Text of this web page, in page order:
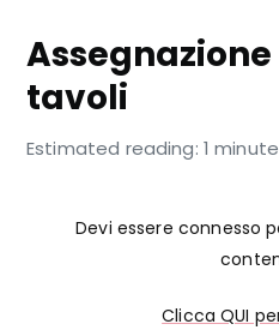
tavoli
Estimated reading: 1 minute
Devi essere connesso
Clicca QUI